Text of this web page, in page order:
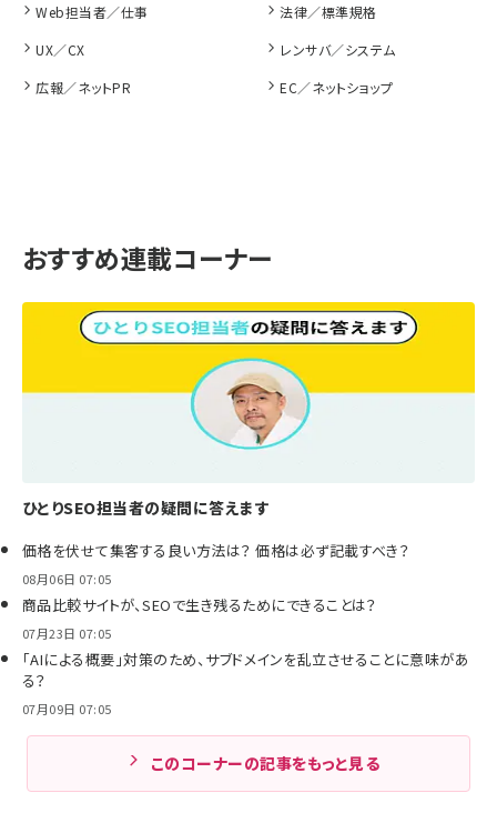
Web担当者／仕事
法律／標準規格
UX／CX
レンサバ／システム
広報／ネットPR
EC／ネットショップ
おすすめ連載コーナー
ひとりSEO担当者の疑問に答えます
価格を伏せて集客する良い方法は？ 価格は必ず記載すべき？
08月06日 07:05
商品比較サイトが、SEOで生き残るためにできることは？
07月23日 07:05
「AIによる概要」対策のため、サブドメインを乱立させることに意味があ
る？
07月09日 07:05
このコーナーの記事をもっと見る